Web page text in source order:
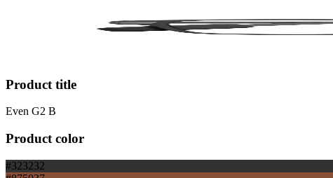
Product title
Even G2 B
Product color
#323232